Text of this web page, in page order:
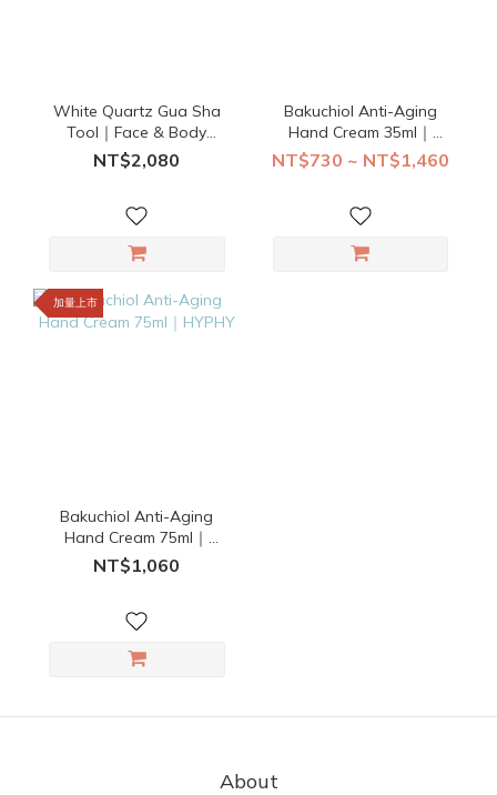
White Quartz Gua Sha
Tool｜Face & Body
Massager
NT$2,080
Bakuchiol Anti-Aging
Hand Cream 35ml｜
HYPHY
NT$730 ~ NT$1,460
加量上市
Bakuchiol Anti-Aging
Hand Cream 75ml｜
HYPHY
NT$1,060
About